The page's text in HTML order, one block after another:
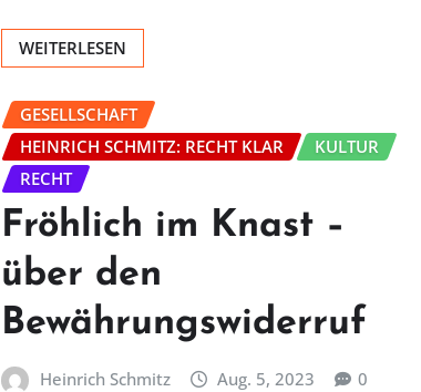
WEITERLESEN
GESELLSCHAFT
HEINRICH SCHMITZ: RECHT KLAR
KULTUR
RECHT
Fröhlich im Knast –
über den
Bewährungswiderruf
Heinrich Schmitz Aug. 5, 2023 0